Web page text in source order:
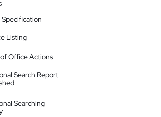
Specification
Listing
Office Actions
Search Report
Searching